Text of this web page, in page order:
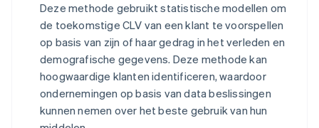
Deze methode gebruikt statistische modellen om
de toekomstige CLV van een klant te voorspellen
op basis van zijn of haar gedrag in het verleden en
demografische gegevens. Deze methode kan
hoogwaardige klanten identificeren, waardoor
ondernemingen op basis van data beslissingen
kunnen nemen over het beste gebruik van hun